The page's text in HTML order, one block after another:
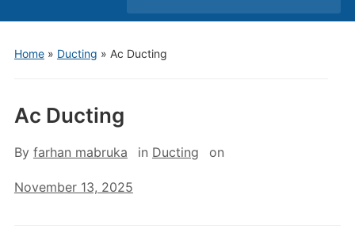
Home» Ducting » Ac Ducting
Ac Ducting
By farhan mabruka in Ducting on
November 13, 2025